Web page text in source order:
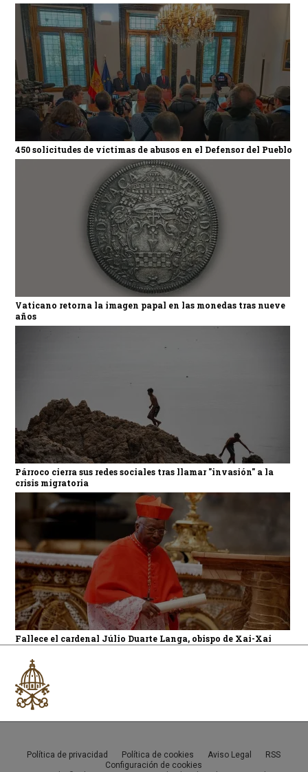
450 solicitudes de víctimas de abusos en el Defensor del Pueblo
Vaticano retorna la imagen papal en las monedas tras nueve
años
Párroco cierra sus redes sociales tras llamar "invasión" a la
crisis migratoria
Fallece el cardenal Júlio Duarte Langa, obispo de Xai-Xai
Política de privacidad Política de cookies Aviso Legal
RSS
Configuración de cookies